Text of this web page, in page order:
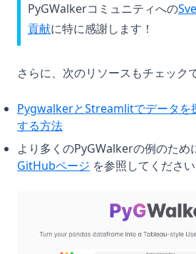
PyGWalkerコミュニティへの
貢献(opens in a new tab)
に特に感謝します！
さらに、次のリソースもチェック
PygwalkerとStreamlitでデータを
する方法(opens in a new tab)
より多くのPyGWalkerの例のため
GitHubページ (opens in a new
を参照してください